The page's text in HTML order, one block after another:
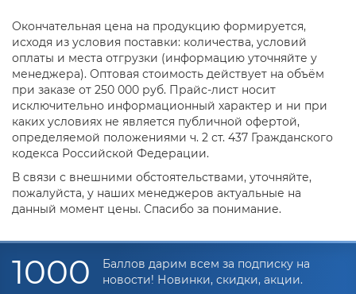
Окончательная цена на продукцию формируется,
исходя из условия поставки: количества, условий
оплаты и места отгрузки (информацию уточняйте у
менеджера). Оптовая стоимость действует на объём
при заказе от 250 000 руб. Прайс-лист носит
исключительно информационный характер и ни при
каких условиях не является публичной офертой,
определяемой положениями ч. 2 ст. 437 Гражданского
кодекса Российской Федерации.
В связи с внешними обстоятельствами, уточняйте,
пожалуйста, у наших менеджеров актуальные на
данный момент цены. Спасибо за понимание.
1000
Баллов дарим всем за подписку на
новости! Новинки, скидки, акции.